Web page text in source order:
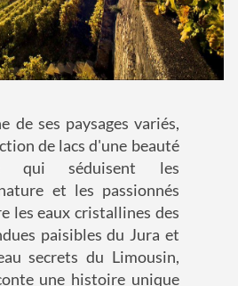
de ses paysages variés,
de lacs d'une beauté
qui séduisent les
et les passionnés
les eaux cristallines des
paisibles du Jura et
secrets du Limousin,
une histoire unique